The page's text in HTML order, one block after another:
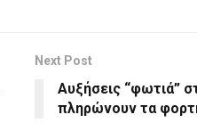
Next Post
Αυξήσεις “φωτιά”
πληρώνουν τα